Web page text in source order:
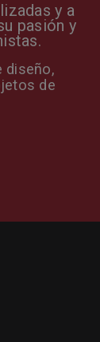
y a
pasión y
diseño,
de